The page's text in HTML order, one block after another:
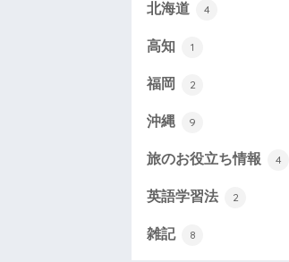
北海道 4
高知 1
福岡 2
沖縄 9
旅のお役立ち情報 4
英語学習法 2
雑記 8